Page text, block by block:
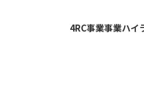
4RC事業事業ハイ